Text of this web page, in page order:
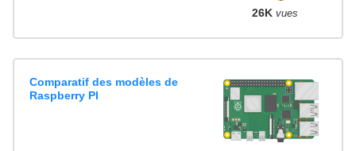
26K vues
Comparatif des modèles de
Raspberry PI